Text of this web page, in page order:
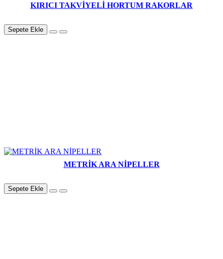
KIRICI TAKVİYELİ HORTUM RAKORLAR
Sepete Ekle
METRİK ARA NİPELLER
Sepete Ekle